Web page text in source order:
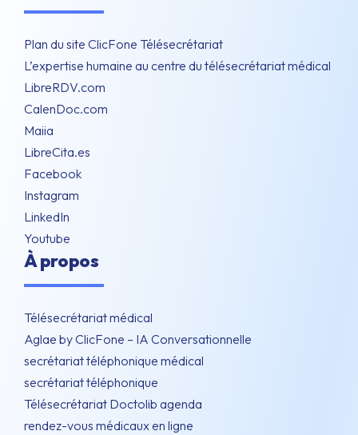
Plan du site ClicFone Télésecrétariat
L’expertise humaine au centre du télésecrétariat médical
LibreRDV.com
CalenDoc.com
Maiia
LibreCita.es
Facebook
Instagram
LinkedIn
Youtube
À propos
Télésecrétariat médical
Aglae by ClicFone – IA Conversationnelle
secrétariat téléphonique médical
secrétariat téléphonique
Télésecrétariat Doctolib agenda
rendez-vous médicaux en ligne